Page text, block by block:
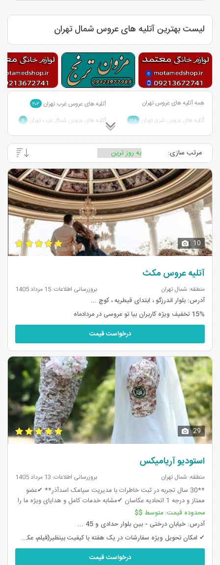
لیست بهترین آتلیه های عروس شمال تهران
همه آتلیه های عروس تهران آتلیه های عروس غرب تهران ۲۰۲
آتلیه های عروس شرق تهران ۱۱۸ آتلیه های عروس شمال غرب تهران ۶
آتلیه های عروس شمال شرق تهران ۷
آتلیه های عروس احمد آباد مستوفی
تهران ۱
آتلیه های عروس چیتگر تهران ۱ آتلیه های عروس مرکز تهران ۱۹
آتلیه های عروس جنوب تهران ۲۰ آتلیه های عروس گوهردشت تهران ۱
آتلیه های عروس درختی تهران ۱ آتلیه های عروس آزادگان تهران ۱
آتلیه های عروس سعادت آباد تهران ۱۰
مرتب سازی:
10
آتلیه عروس مکث
منطقه: شمال تهران بروزرسانی اطلاعات: 15 مرداد 1405
آدرس: بلوار اندرزگو ، ابتدای قیطریه ، کوچ ...
15% تخفیف ویژه کاربران بیا تو عروسی در مردادماه
درخواست قیمت
29
استودیو آریامیکس
منطقه: شمال تهران بروزرسانی اطلاعات: 13 مرداد 1405
**30 سال تجربه در ثبت خاطرات با مدیریت سیامک اسدآذر** ✔عضو
ممتاز و درجه 1 اتحادیه عکاسان ✔مشابه خدمات کامل و هدایای ویژه ما را
در هیچ جا نخواهید دید ✔ باورت میشه؟؟؟ امکان تحویل ویژه و سریع
سفارشات در ...
محدوده قیمت:متوسط $$
آدرس: خیابان درختی - بین بلوار حدادی و 45 ...
✔ امکان تحویل ویژه سفارشات در یک هفته با کیفیت بینظیر(فیلم، عکس و آلبوم) مخصوصاً برای مسافران خارج از کشور ...
درخواست قیمت